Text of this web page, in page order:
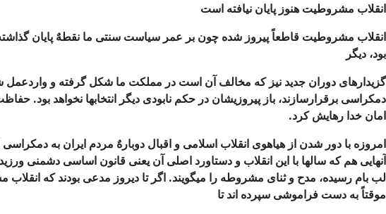
انقلاب مشروطیت هنوز پایان نیافته است
انقلاب مشروطیت قاطعاً پیروز شده چون بر عمر سیاست سنتی ما نقطهٌ پایان
بود، دیگر
گزیدارهای دوران جدید نیز كه مخالف آن است در مملكت ما شكل گرفته و واردعمل
دمكراسی برقرارسازند، باز پیروزیشان در حكم نابودی دیگر انتخابها نخواهد
امان خدا رهایش كرد.
امروزه با دور شدن از هیاهوی انقلاب اسلامی و اقبال دوبارهٌ مردم ایران به
آنهایی هم كه سالها با این انقلاب و دستاورد اصلی آن یعنی قانون اساسی دشمنی
لب بام رسیده، مدح و ثنای مشروطه را میگویند. اگر تا دیروز مدعی بودند كه انقلاب
موقتاً به دست فراموشی سپرده اند تا